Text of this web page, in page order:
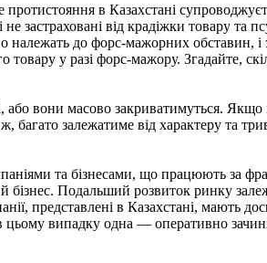
протистояння в Казахстані
застраховані від крадіжки товару та
належать до форс-мажорних обставин,
у разі форс-мажору. Згадайте,
вони масово закриватимуться.
залежатиме від характеру та
та бізнесами, що працюють за
Подальший розвиток ринку
представлені в Казахстані, мають
випадку одна — оперативно